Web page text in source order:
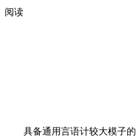
阅读
具备通用言语计较大模子的